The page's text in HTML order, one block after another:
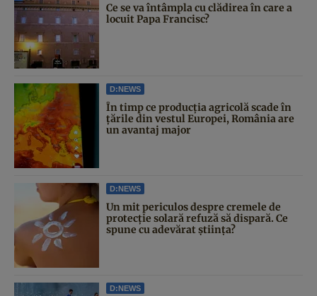
Ce se va întâmpla cu clădirea în care a
locuit Papa Francisc?
D:NEWS
În timp ce producția agricolă scade în
țările din vestul Europei, România are
un avantaj major
D:NEWS
Un mit periculos despre cremele de
protecție solară refuză să dispară. Ce
spune cu adevărat știința?
D:NEWS